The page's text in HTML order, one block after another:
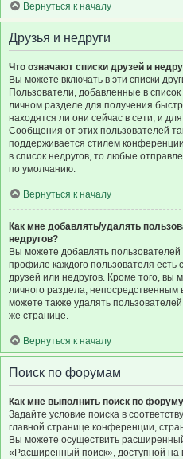
Вернуться к началу
Друзья и недруги
Что означают списки друзей и
Вы можете включать в эти списки
Пользователи, добавленные в
личном разделе для получения
находятся ли они сейчас в сети, и
Сообщения от этих пользователей
поддерживается стилем
в список недругов, то любые
по умолчанию.
Вернуться к началу
Как мне добавлять/удалять
недругов?
Вы можете добавлять
профиле каждого пользователя есть
друзей или недругов. Кроме того, вы
личного раздела,
можете также удалять
же странице.
Вернуться к началу
Поиск по форумам
Как мне выполнить поиск по
Задайте условие поиска в
главной странице конференции,
Вы можете осуществить
«Расширенный поиск», доступной на